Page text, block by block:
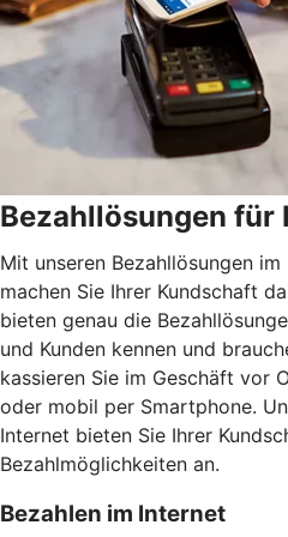
Bezahllösungen für
Mit unseren Bezahllösungen
machen Sie Ihrer Kundschaft
bieten genau die
und Kunden kennen und
kassieren Sie im Geschäft vor
oder mobil per Smartphone.
Internet bieten Sie Ihrer
Bezahlmöglichkeiten an.
Bezahlen im Internet